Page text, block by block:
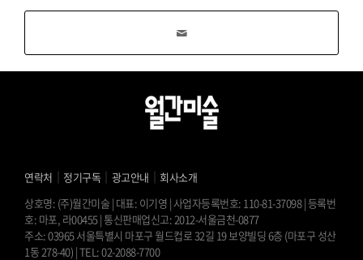
연락처 ｜ 정기구독 ｜ 광고안내 ｜ 회사소개
상호명: (주)월간미술 | 대표: 이기영 | 사업자등록번호: 110-81-37098 | 등록번
호: 마포, 라00455 | 통신판매업신고: 2012-서울금천-0877
주소: 03965 서울특별시 마포구 월드컵로 32길 19 보양빌딩 6층 (마포구 성산
1동 278-40) | TEL: 02-2088-7700